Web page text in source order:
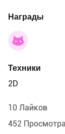
Награды
Техники
2D
10 Лайков
452 Просмотра